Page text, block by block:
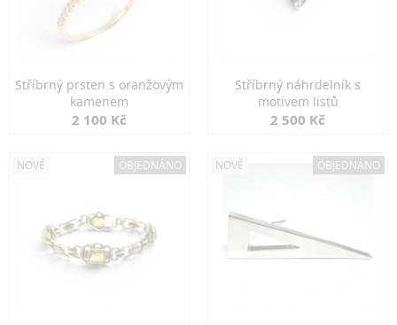
Stříbrný prsten s oranžovým
kamenem
2 100 Kč
Stříbrný náhrdelník s
motivem listů
2 500 Kč
NOVÉ OBJEDNÁNO NOVÉ OBJEDNÁNO